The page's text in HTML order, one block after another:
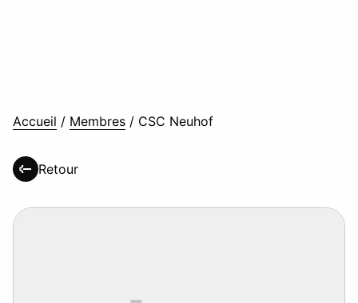
Accueil / Membres / CSC Neuhof
Retour